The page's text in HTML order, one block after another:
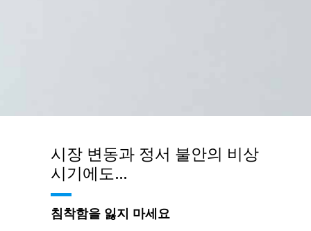
시장 변동과 정서 불안의 비상
시기에도…
침착함을 잃지 마세요